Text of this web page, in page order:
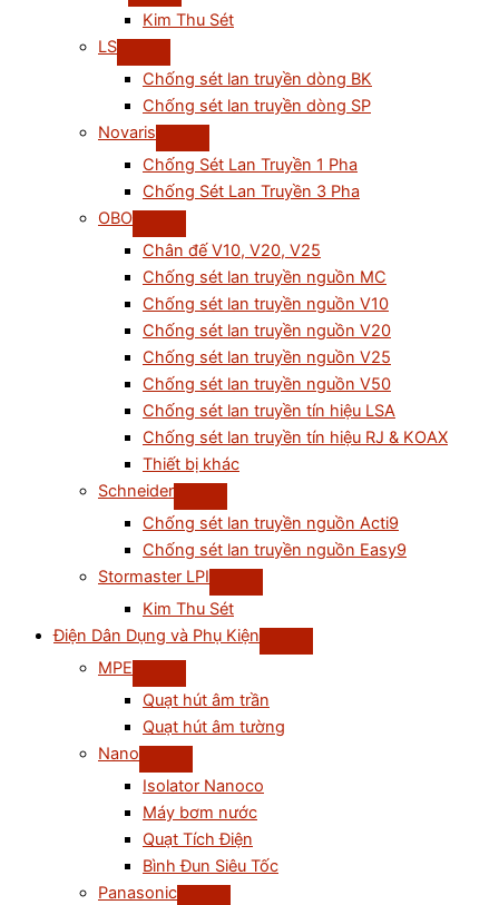
Kim Thu Sét
LS
Chống sét lan truyền dòng BK
Chống sét lan truyền dòng SP
Novaris
Chống Sét Lan Truyền 1 Pha
Chống Sét Lan Truyền 3 Pha
OBO
Chân đế V10, V20, V25
Chống sét lan truyền nguồn MC
Chống sét lan truyền nguồn V10
Chống sét lan truyền nguồn V20
Chống sét lan truyền nguồn V25
Chống sét lan truyền nguồn V50
Chống sét lan truyền tín hiệu LSA
Chống sét lan truyền tín hiệu RJ & KOAX
Thiết bị khác
Schneider
Chống sét lan truyền nguồn Acti9
Chống sét lan truyền nguồn Easy9
Stormaster LPI
Kim Thu Sét
Điện Dân Dụng và Phụ Kiện
MPE
Quạt hút âm trần
Quạt hút âm tường
Nano
Isolator Nanoco
Máy bơm nước
Quạt Tích Điện
Bình Đun Siêu Tốc
Panasonic